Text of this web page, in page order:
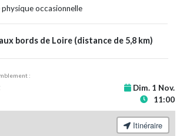
occasionnelle
bords de Loire (distance de 5,8 km)
:
Dim. 1 Nov.
11:00
Itinéraire